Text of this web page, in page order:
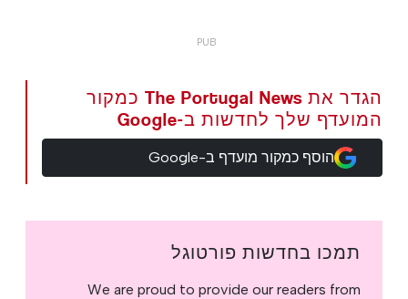
הגדר את The Portugal News כמקור
המועדף שלך לחדשות ב-Google
הוסף כמקור מועדף ב-Google
תמכו בחדשות פורטוגל
We are proud to provide our readers from